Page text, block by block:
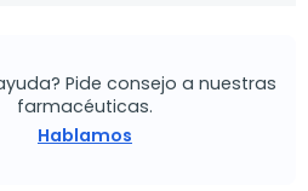
Pide consejo a nuestras
farmacéuticas.
Hablamos